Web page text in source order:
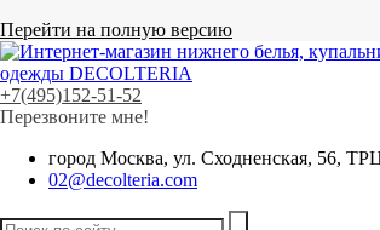
Перейти на полную версию
+7(495)152-51-52
Перезвоните мне!
город Москва, ул. Сходненская, 56,
02@decolteria.com